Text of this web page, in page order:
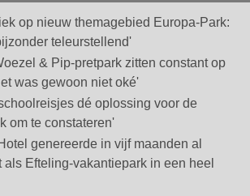
op nieuw themagebied Europa-Park:
teleurstellend'
& Pip-pretpark zitten constant op
was gewoon niet oké'
dé oplossing voor de
om te constateren'
genereerde in vijf maanden al
als Efteling-vakantiepark in een heel